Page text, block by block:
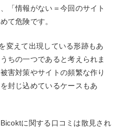
「情報がない＝今回のサイト
て危険です。
変えて出現している形跡もあ
ちの一つであると考えられま
害対策やサイトの頻繁な作り
封じ込めているケースもあ
に関する口コミは散見され